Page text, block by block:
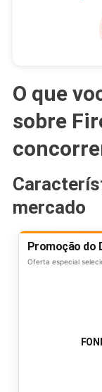
O que
sobre
mercado
Promoção do
Oferta especial